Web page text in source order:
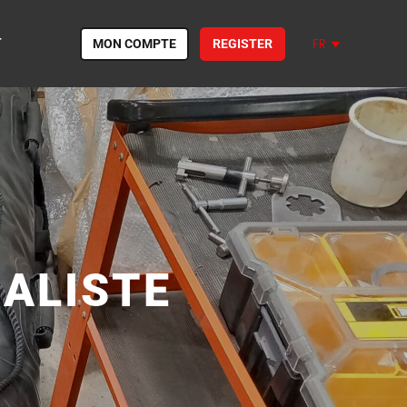
MON COMPTE REGISTER FR